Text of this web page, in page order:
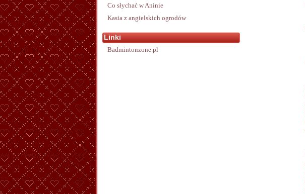
Co słychać w Aninie
Kasia z angielskich ogrodów
Linki
Badmintonzone.pl